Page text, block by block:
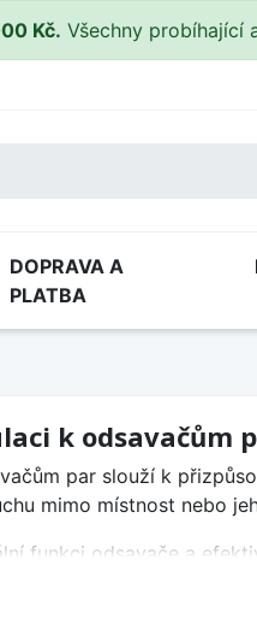
Kč. Všechny probíhající
DOPRAVA A
PLATBA
k odsavačům
par slouží k
mimo místnost nebo
funkci odsavače a